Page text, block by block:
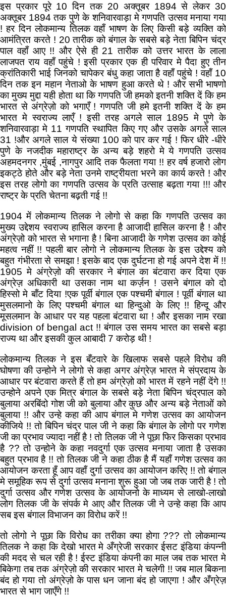
इस प्रकार पूरे 10 दिन तक 20 अक्तूबर 1894 से लेकर 30
अक्तूबर 1894 तक पुणे के शनिवारवाड़ा मे गणपति उत्सव मनाया गया
! हर दिन लोकमान्य तिलक वहाँ भाषण के लिए किसी बड़े व्यक्ति को
आमंत्रित करते ! 20 तारीक को बंगाल के सबसे बड़े नेता बिपिन चंद्र
पाल वहाँ आए !! और ऐसे ही 21 तारीक को उत्तर भारत के लाला
लाजपत राय वहाँ पहुंचे ! इसी प्रकार एक ही परिवार मे पैदा हुए तीन
क्रांतिकारी भाई जिनको चापेकर बंधु कहा जाता है वहाँ पहुंचे ! वहाँ 10
दिन तक इन महान नेताओ के भाषण हुआ करते थे ! और सभी भाषणो
का मुख्य मुद्दा यही होता था कि गणपति जी हमको इतनी शक्ति दें कि हम
भारत से अंग्रेज़ो को भगाएँ ! गणपति जी हमे इतनी शक्ति दें के हम
भारत मे स्वराज्य लाएँ ! इसी तरह अगले साल 1895 मे पुणे के
शनिवारवाड़ा मे 11 गणपति स्थापित किए गए और उसके अगले साल
31 !और अगले साल ये संख्या 100 को पार कर गई ! फिर धीरे -धीरे
पुणे के नजदीक महाराष्ट्र के अन्य बड़े शहरो मे ये गणपति उत्सव
अहमदनगर ,मुंबई ,नागपुर आदि तक फैलता गया !! हर वर्ष हजारो लोग
इकट्ठे होते और बड़े नेता उनमे राष्ट्रीयता भरने का कार्य करते ! और
इस तरह लोगो का गणपति उत्सव के प्रति उत्साह बढ़ता गया !!! और
राष्ट्र के प्रति चेतना बढ़ती गई !!
1904 में लोकमान्य तिलक ने लोगो से कहा कि गणपति उत्सव का
मुख्य उद्देशय स्वराज्य हासिल करना है आजादी हासिल करना है ! और
अंग्रेज़ो को भारत से भगाना है ! बिना आजादी के गणेश उत्सव का कोई
महत्व नहीं !! पहली बार लोगो ने लोकमान्य तिलक के इस उद्देश्य को
बहुत गंभीरता से समझा ! इसके बाद एक दुर्घटना हो गई अपने देश में !!
1905 मे अंग्रेज़ो की सरकार ने बंगाल का बंटवारा कर दिया एक
अंग्रेज़ अधिकारी था उसका नाम था कर्ज़न ! उसने बंगाल को दो
हिस्सो मे बाँट दिया !एक पूर्वी बंगाल एक पश्चमी बंगाल ! पूर्वी बंगाल था
मुसलमानो के लिए पश्चमी बंगाल था हिन्दुओ के लिए !! हिन्दू और
मूसलमान के आधार पर यह पहला बंटवारा था ! और इसका नाम रखा
division of bengal act !! बंगाल उस समय भारत का सबसे बड़ा
राज्य था और इसकी कुल आबादी 7 करोड़ थी !
लोकमान्य तिलक ने इस बँटवारे के खिलाफ सबसे पहले विरोध की
घोषणा की उन्होने ने लोगो से कहा अगर अंग्रेज़ भारत मे संप्रदाय के
आधार पर बंटवारा करते हैं तो हम अंग्रेज़ो को भारत में रहने नहीं देंगे !!
उन्होने अपने एक मित्र बंगाल के सबसे बड़े नेता बिपिन चंद्रपाल को
बुलाया अरबिंदो गोश जी को बुलाया और कुछ और अन्य बड़े नेताओं को
बुलाया !! और उन्हे कहा की आप बंगाल मे गणेश उत्सव का आयोजन
कीजिये !! तो बिपिन चंद्र पाल जी ने कहा कि बंगाल के लोगो पर गणेश
जी का प्रभाव ज्यादा नहीं है ! तो तिलक जी ने पूछा फिर किसका प्रभाव
है ?? तो उन्होने के कहा नवदुर्गा एक उत्सव मनाया जाता है उसका
बहुत प्रभाव है !! तो तिलक जी ने कहा ठीक है मैं यहाँ गणेश उत्सव का
आयोजन करता हूँ आप वहाँ दुर्गा उत्सव का आयोजन करिए !! तो बंगाल
मे समूहिक रूप से दुर्गा उत्सव मनाना शुरू हुआ जो जब तक जारी है ! तो
दुर्गा उत्सव और गणेश उत्सव के आयोजनो के माध्यम से लाखो-लाखो
लोग तिलक जी के संपर्क मे आए और तिलक जी ने उन्हे कहा कि आप
सब इस बंगाल विभाजन का विरोध करें !!
तो लोगो ने पूछा कि विरोध का तरीका क्या होगा ??? तो लोकमान्य
तिलक ने कहा कि देखो भारत मे अँग्रेजी सरकार ईसट इंडिया कंपन्नी
की मदद से चल रही है ! ईस्ट इंडिया कंपनी का माल जब तक भारत मे
बिकेगा तब तक अंग्रेज़ो की सरकार भारत मे चलेगी !! जब माल बिकना
बंद हो गया तो अंग्रेज़ो के पास धन जाना बंद हो जाएगा ! और अँग्रेज़
भारत से भाग जाएँगे !!